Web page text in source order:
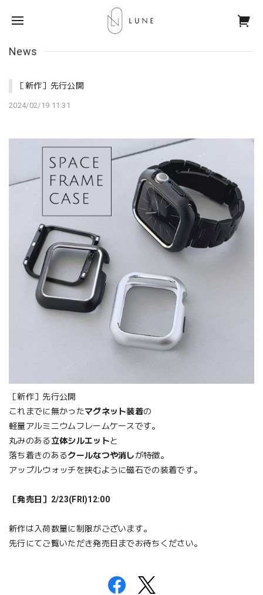
News
［新作］先行公開
2024/02/19 11:31
［新作］先行公開
これまでに無かったマグネット装着の
軽量アルミニウムフレームケースです。
丸みのある 立体シルエットと
落ち着きのあるクールなつや消しが特徴。
アップルウォッチを挟むように磁石での装着です。
［発売日］2/23(FRI)12:00
新作は入荷数量に制限がございます。
先行にてご覧いただき発売日までお待ちください。